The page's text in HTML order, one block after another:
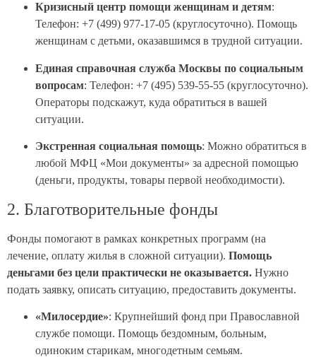
Кризисный центр помощи женщинам и детям:
Телефон: +7 (499) 977-17-05 (круглосуточно). Помощь
женщинам с детьми, оказавшимся в трудной ситуации.
Единая справочная служба Москвы по социальным
вопросам: Телефон: +7 (495) 539-55-55 (круглосуточно).
Операторы подскажут, куда обратиться в вашей
ситуации.
Экстренная социальная помощь: Можно обратиться в
любой МФЦ «Мои документы» за адресной помощью
(деньги, продукты, товары первой необходимости).
2. Благотворительные фонды
Фонды помогают в рамках конкретных программ (на
лечение, оплату жилья в сложной ситуации). Помощь
деньгами без цели практически не оказывается. Нужно
подать заявку, описать ситуацию, предоставить документы.
«Милосердие»: Крупнейший фонд при Православной
службе помощи. Помощь бездомным, больным,
одиноким старикам, многодетным семьям.